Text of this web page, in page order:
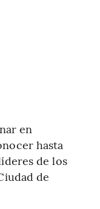
en
hasta
de los
de